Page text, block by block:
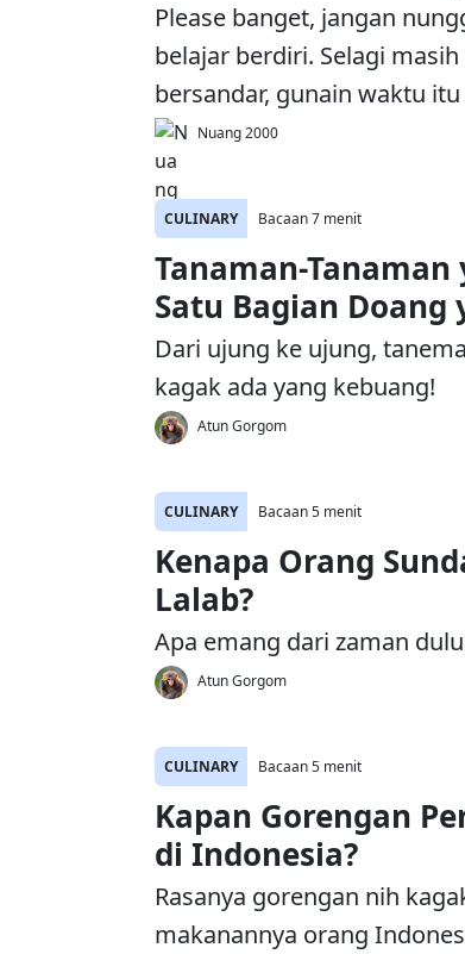
Please banget, jangan
belajar berdiri. Selagi
bersandar, gunain waktu
Nuang 2000
CULINARY Bacaan 7 menit
Tanaman-Tanaman
Satu Bagian
Dari ujung ke ujung,
kagak ada yang kebuang!
Atun Gorgom
CULINARY Bacaan 5 menit
Kenapa Orang
Lalab?
Apa emang dari zaman
Atun Gorgom
CULINARY Bacaan 5 menit
Kapan Gorengan
di Indonesia?
Rasanya gorengan nih
makanannya orang